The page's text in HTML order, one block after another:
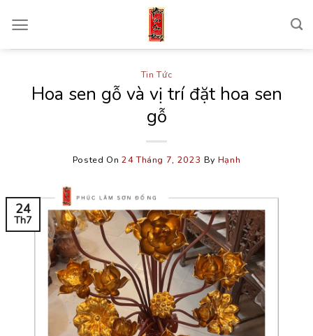
content
Tin Tức
Hoa sen gỗ và vị trí đặt hoa sen
gỗ
Posted On24 Tháng 7, 2023 By Hạnh
24
Th7